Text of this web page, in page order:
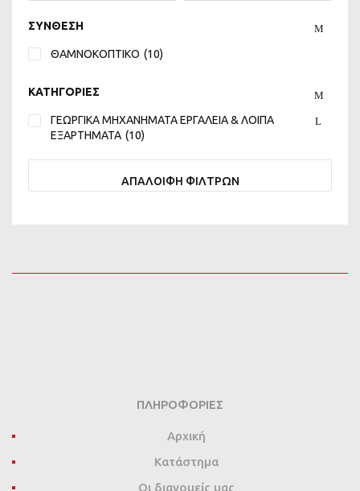
ΣΥΝΘΕΣΗ
ΘΑΜΝΟΚΟΠΤΙΚO (10)
ΚΑΤΗΓΟΡΙΕΣ
ΓΕΩΡΓΙΚΑ ΜΗΧΑΝΗΜΑΤΑ ΕΡΓΑΛΕΙΑ & ΛΟΙΠΑ
ΕΞΑΡΤΗΜΑΤΑ (10)
ΑΠΑΛΟΙΦΗ ΦΙΛΤΡΩΝ
ΠΛΗΡΟΦΟΡΊΕΣ
Αρχική
Κατάστημα
Οι διανομείς μας